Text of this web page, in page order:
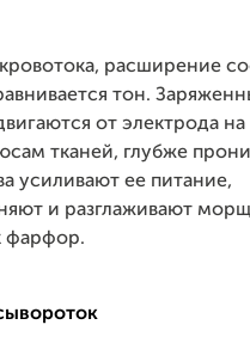
расширение
тон.
от электрода на
тканей, глубже
усиливают ее питание,
и разглаживают
фарфор.